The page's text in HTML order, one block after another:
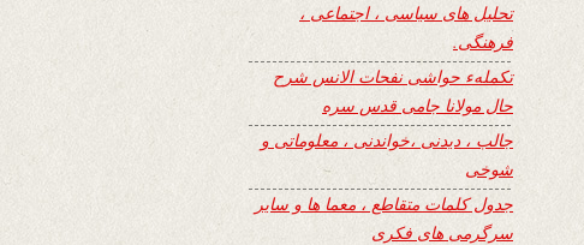
تحلیل های سیاسی ، اجتماعی ،
فرهنگی.
تکملهء حواشی نفحات الانس شرح
حال مولانا جامی قدس سره
جالب ، دیدنی ،خواندنی ، معلوماتی و
شوخی
جدول کلمات متقاطع ، معما ها و سایر
سرگرمی های فکری